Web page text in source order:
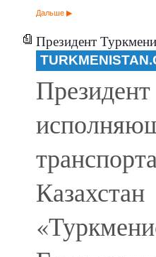
Дальше
Президент Туркменистана